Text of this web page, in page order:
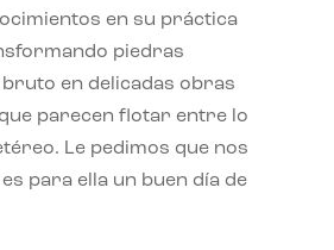
en su práctica
piedras
en delicadas obras
parecen flotar entre lo
Le pedimos que nos
para ella un buen día de